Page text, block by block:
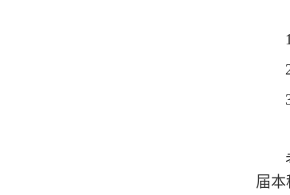
届